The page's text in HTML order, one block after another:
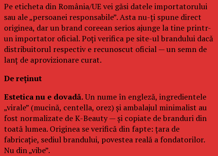
Pe eticheta din România/UE vei găsi datele importatorului
sau ale „persoanei responsabile”. Asta nu-ți spune direct
originea, dar un brand coreean serios ajunge la tine printr-
un importator oficial. Poți verifica pe site-ul brandului dacă
distribuitorul respectiv e recunoscut oficial — un semn de
lanț de aprovizionare curat.
De reținut
Estetica nu e dovadă.Un nume în engleză, ingredientele
„virale” (mucină, centella, orez) și ambalajul minimalist au
fost normalizate de K-Beauty — și copiate de branduri din
toată lumea. Originea se verifică din fapte: țara de
fabricație, sediul brandului, povestea reală a fondatorilor.
Nu din „vibe”.